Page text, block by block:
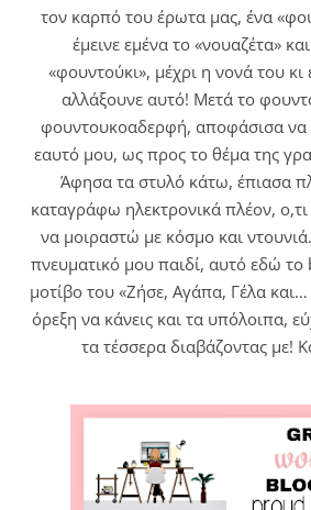
τον καρπό του έρωτα μας, ένα
έμεινε εμένα το «νουαζέτα»
«φουντούκι», μέχρι η νονά του
αλλάξουνε αυτό! Μετά το
φουντουκοαδερφή, αποφάσισα να
εαυτό μου, ως προς το θέμα της
Άφησα τα στυλό κάτω, έπιασα
καταγράφω ηλεκτρονικά πλέον,
να μοιραστώ με κόσμο και
πνευματικό μου παιδί, αυτό εδώ το
μοτίβο του «Ζήσε, Αγάπα, Γέλα
όρεξη να κάνεις και τα υπόλοιπα,
τα τέσσερα διαβάζοντας με!